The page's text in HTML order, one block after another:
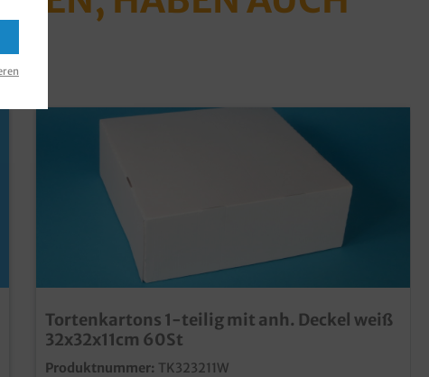
Tortenkartons 1-teilig mit anh. Deckel weiß
32x32x11cm 60St
Produktnummer: TK323211W